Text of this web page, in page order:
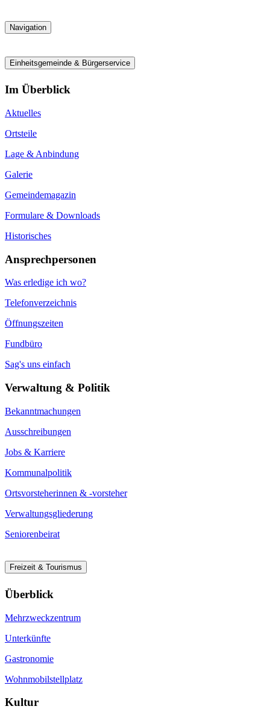
Navigation
Einheitsgemeinde & Bürgerservice
Im Überblick
Aktuelles
Ortsteile
Lage & Anbindung
Galerie
Gemeindemagazin
Formulare & Downloads
Historisches
Ansprechpersonen
Was erledige ich wo?
Telefonverzeichnis
Öffnungszeiten
Fundbüro
Sag's uns einfach
Verwaltung & Politik
Bekanntmachungen
Ausschreibungen
Jobs & Karriere
Kommunalpolitik
Ortsvorsteherinnen & -vorsteher
Verwaltungsgliederung
Seniorenbeirat
Freizeit & Tourismus
Überblick
Mehrzweckzentrum
Unterkünfte
Gastronomie
Wohnmobilstellplatz
Kultur